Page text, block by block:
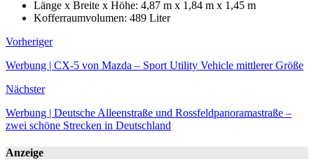
Länge x Breite x Höhe: 4,87 m x 1,84 m x 1,45 m
Kofferraumvolumen: 489 Liter
Vorheriger
Werbung | CX-5 von Mazda – Sport Utility Vehicle mittlerer Größe
Nächster
Werbung | Deutsche Alleenstraße und Rossfeldpanoramastraße –
zwei schöne Strecken in Deutschland
Anzeige